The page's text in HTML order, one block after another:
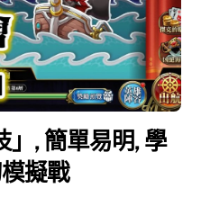
, 簡單易明, 學
擬戰